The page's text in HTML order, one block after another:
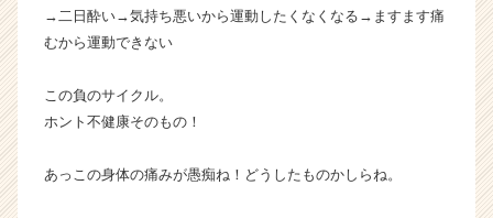
→二日酔い→気持ち悪いから運動したくなくなる→ますます痛
むから運動できない
この負のサイクル。
ホント不健康そのもの！
あっこの身体の痛みが愚痴ね！どうしたものかしらね。